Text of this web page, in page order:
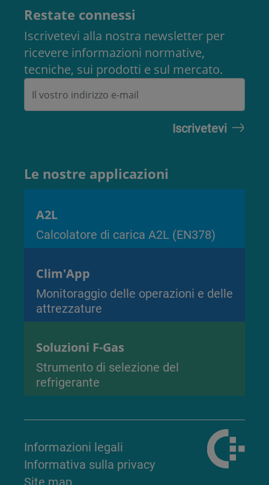
Restate connessi
Iscrivetevi alla nostra newsletter per
ricevere informazioni normative,
tecniche, sui prodotti e sul mercato.
Le nostre applicazioni
A2L
Calcolatore di carica A2L (EN378)
Clim'App
Monitoraggio delle operazioni e delle
attrezzature
Soluzioni F-Gas
Strumento di selezione del
refrigerante
Informazioni legali
Informativa sulla privacy
Site map